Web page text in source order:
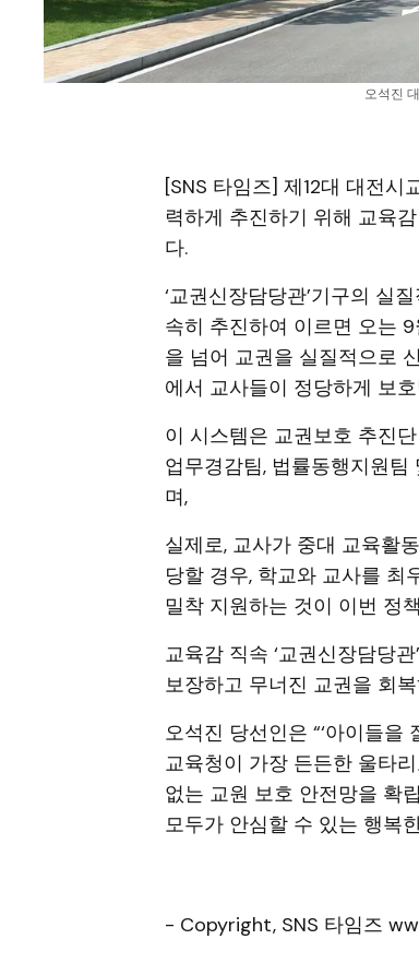
오석진
[SNS 타임즈] 제12대 대전
력하게 추진하기 위해 교육
다.
‘교권신장담당관’기구의 실
속히 추진하여 이르면 오는
을 넘어 교권을 실질적으로
에서 교사들이 정당하게 보
이 시스템은 교권보호 추진
업무경감팀, 법률동행지원
며,
실제로, 교사가 중대 교육활
당할 경우, 학교와 교사를 최
밀착 지원하는 것이 이번 정
교육감 직속 ‘교권신장담당
보장하고 무너진 교권을 회
오석진 당선인은 “‘아이들을
교육청이 가장 든든한 울타
없는 교원 보호 안전망을 확
모두가 안심할 수 있는 행복
- Copyright, SNS 타임즈